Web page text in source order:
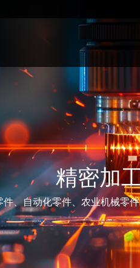
精密加
件、自动化零件、农业机械零